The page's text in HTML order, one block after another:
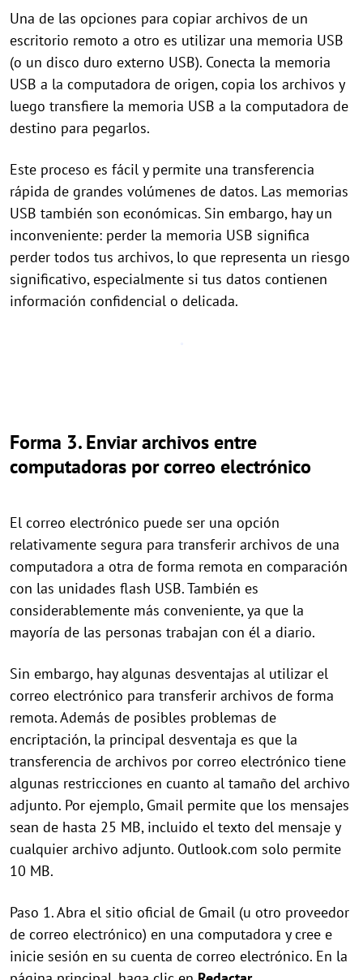
Una de las opciones para copiar archivos de un
escritorio remoto a otro es utilizar una memoria USB
(o un disco duro externo USB). Conecta la memoria
USB a la computadora de origen, copia los archivos y
luego transfiere la memoria USB a la computadora de
destino para pegarlos.
Este proceso es fácil y permite una transferencia
rápida de grandes volúmenes de datos. Las memorias
USB también son económicas. Sin embargo, hay un
inconveniente: perder la memoria USB significa
perder todos tus archivos, lo que representa un riesgo
significativo, especialmente si tus datos contienen
información confidencial o delicada.
Forma 3. Enviar archivos entre
computadoras por correo electrónico
El correo electrónico puede ser una opción
relativamente segura para transferir archivos de una
computadora a otra de forma remota en comparación
con las unidades flash USB. También es
considerablemente más conveniente, ya que la
mayoría de las personas trabajan con él a diario.
Sin embargo, hay algunas desventajas al utilizar el
correo electrónico para transferir archivos de forma
remota. Además de posibles problemas de
encriptación, la principal desventaja es que la
transferencia de archivos por correo electrónico tiene
algunas restricciones en cuanto al tamaño del archivo
adjunto. Por ejemplo, Gmail permite que los mensajes
sean de hasta 25 MB, incluido el texto del mensaje y
cualquier archivo adjunto. Outlook.com solo permite
10 MB.
Paso 1. Abra el sitio oficial de Gmail (u otro proveedor
de correo electrónico) en una computadora y cree e
inicie sesión en su cuenta de correo electrónico. En la